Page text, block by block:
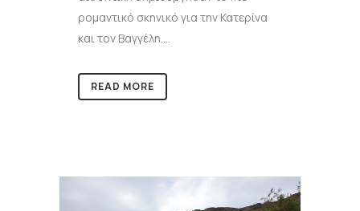
ρομαντικό σκηνικό για την Κατερίνα
και τον Βαγγέλη....
READ MORE